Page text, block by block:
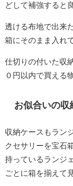
どして補強すると
透ける布地で出来
箱にそのまま入れ
仕切りの付いた収
０円以内で買える
お似合いの収
収納ケースもラン
クセサリーを宝石
持っているランジ
ごとに箱を揃えて